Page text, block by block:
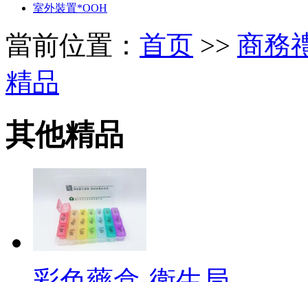
室外裝置*OOH
當前位置： 首页 >> 商務
精品
其他精品